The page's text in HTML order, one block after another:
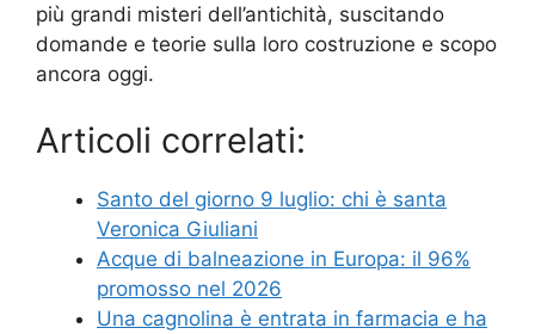
più grandi misteri dell’antichità, suscitando
domande e teorie sulla loro costruzione e scopo
ancora oggi.
Articoli correlati:
Santo del giorno 9 luglio: chi è santa
Veronica Giuliani
Acque di balneazione in Europa: il 96%
promosso nel 2026
Una cagnolina è entrata in farmacia e ha